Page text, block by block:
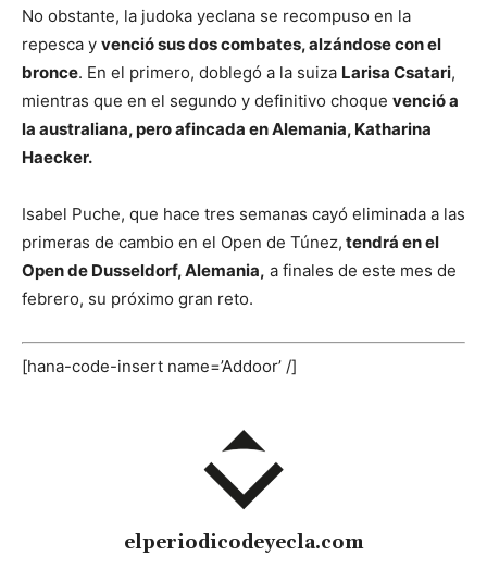
No obstante, la judoka yeclana se recompuso en la
repesca y venció sus dos combates, alzándose con el
bronce. En el primero, doblegó a la suiza Larisa Csatari,
mientras que en el segundo y definitivo choque venció a
la australiana, pero afincada en Alemania, Katharina
Haecker.
Isabel Puche, que hace tres semanas cayó eliminada a las
primeras de cambio en el Open de Túnez, tendrá en el
Open de Dusseldorf, Alemania, a finales de este mes de
febrero, su próximo gran reto.
[hana-code-insert name=’Addoor’ /]
elperiodicodeyecla.com